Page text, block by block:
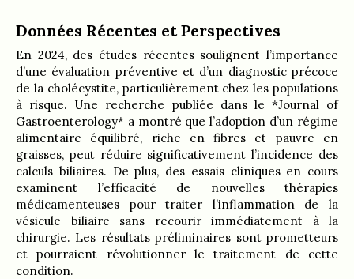
Données Récentes et Perspectives
En 2024, des études récentes soulignent l’importance
d’une évaluation préventive et d’un diagnostic précoce
de la cholécystite, particulièrement chez les populations
à risque. Une recherche publiée dans le *Journal of
Gastroenterology* a montré que l’adoption d’un régime
alimentaire équilibré, riche en fibres et pauvre en
graisses, peut réduire significativement l’incidence des
calculs biliaires. De plus, des essais cliniques en cours
examinent l’efficacité de nouvelles thérapies
médicamenteuses pour traiter l’inflammation de la
vésicule biliaire sans recourir immédiatement à la
chirurgie. Les résultats préliminaires sont prometteurs
et pourraient révolutionner le traitement de cette
condition.